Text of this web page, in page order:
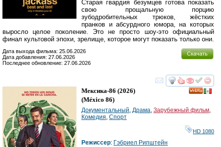
Старая гвардия безумцев готова показать
свою прощальную порцию
зубодробительных трюков, жёстких
пранков и абсурдного юмора, на которых
выросло целое поколение. Это не просто шоу-это официальный
финал культовой эпохи, зрелище, которое могут показать только они.
Скачать
Дата выхода фильма: 25.06.2026
Дата добавления: 27.06.2026
Последнее обновление: 27.06.2026
смотреть
Мексика-86 (2026)
(México 86)
Документальный Драма Зарубежный фильм
Комедия Спорт
HD 1080
Режиссер: Гэбриел Рипштейн